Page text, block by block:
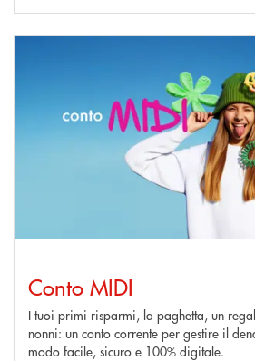
Conto MIDI
I tuoi primi risparmi, la paghetta, un
nonni: un conto corrente per gestire il
modo facile, sicuro e 100% digitale.